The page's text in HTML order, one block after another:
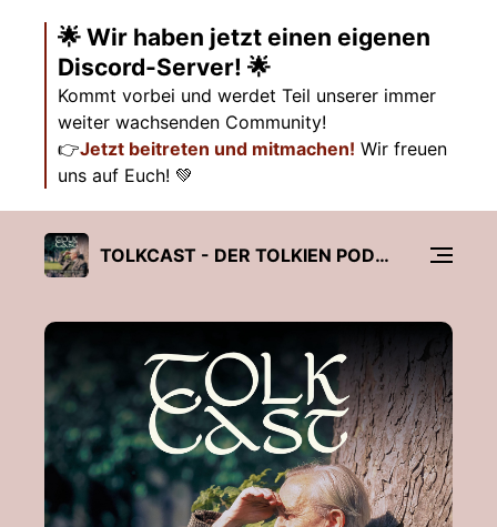
🌟 Wir haben jetzt einen eigenen
Discord-Server! 🌟
Kommt vorbei und werdet Teil unserer immer
weiter wachsenden Community!
👉Jetzt beitreten und mitmachen! Wir freuen
uns auf Euch! 💚
TOLKCAST - DER TOLKIEN PODCAST